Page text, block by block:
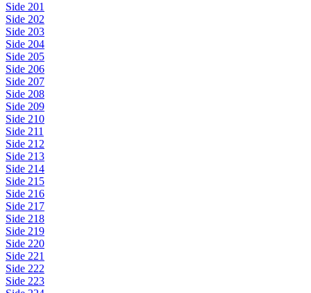
Side 201
Side 202
Side 203
Side 204
Side 205
Side 206
Side 207
Side 208
Side 209
Side 210
Side 211
Side 212
Side 213
Side 214
Side 215
Side 216
Side 217
Side 218
Side 219
Side 220
Side 221
Side 222
Side 223